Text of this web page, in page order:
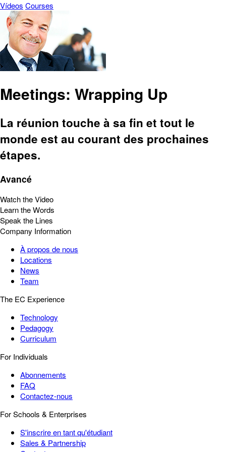
Vídeos Courses
Meetings: Wrapping Up
La réunion touche à sa fin et tout le
monde est au courant des prochaines
étapes.
Avancé
Watch the Video
Learn the Words
Speak the Lines
Company Information
À propos de nous
Locations
News
Team
The EC Experience
Technology
Pedagogy
Curriculum
For Individuals
Abonnements
FAQ
Contactez-nous
For Schools & Enterprises
S'inscrire en tant qu'étudiant
Sales & Partnership